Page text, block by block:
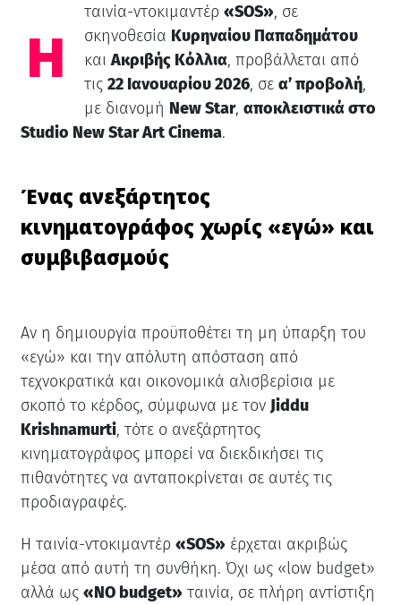
Η
ταινία-ντοκιμαντέρ «SOS», σε
σκηνοθεσία Κυρηναίου Παπαδημάτου
καιΑκριβής Κόλλια, προβάλλεται από
τις 22 Ιανουαρίου 2026, σε α’ προβολή,
με διανομή New Star, αποκλειστικά στο
Studio New Star Art Cinema.
Ένας ανεξάρτητος
κινηματογράφος χωρίς «εγώ» και
συμβιβασμούς
Αν η δημιουργία προϋποθέτει τη μη ύπαρξη του
«εγώ» και την απόλυτη απόσταση από
τεχνοκρατικά και οικονομικά αλισβερίσια με
σκοπό το κέρδος, σύμφωνα με τον Jiddu
Krishnamurti, τότε ο ανεξάρτητος
κινηματογράφος μπορεί να διεκδικήσει τις
πιθανότητες να ανταποκρίνεται σε αυτές τις
προδιαγραφές.
Η ταινία-ντοκιμαντέρ «SOS» έρχεται ακριβώς
μέσα από αυτή τη συνθήκη. Όχι ως «low budget»
αλλά ως «NO budget» ταινία, σε πλήρη αντίστιξη